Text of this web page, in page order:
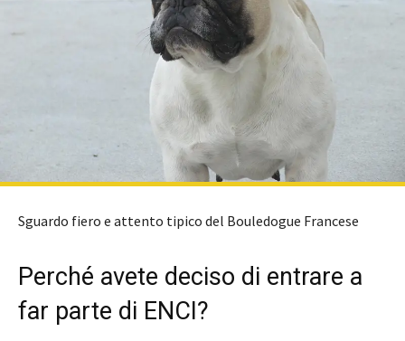
Sguardo fiero e attento tipico del Bouledogue Francese
Perché avete deciso di entrare a
far parte di ENCI?